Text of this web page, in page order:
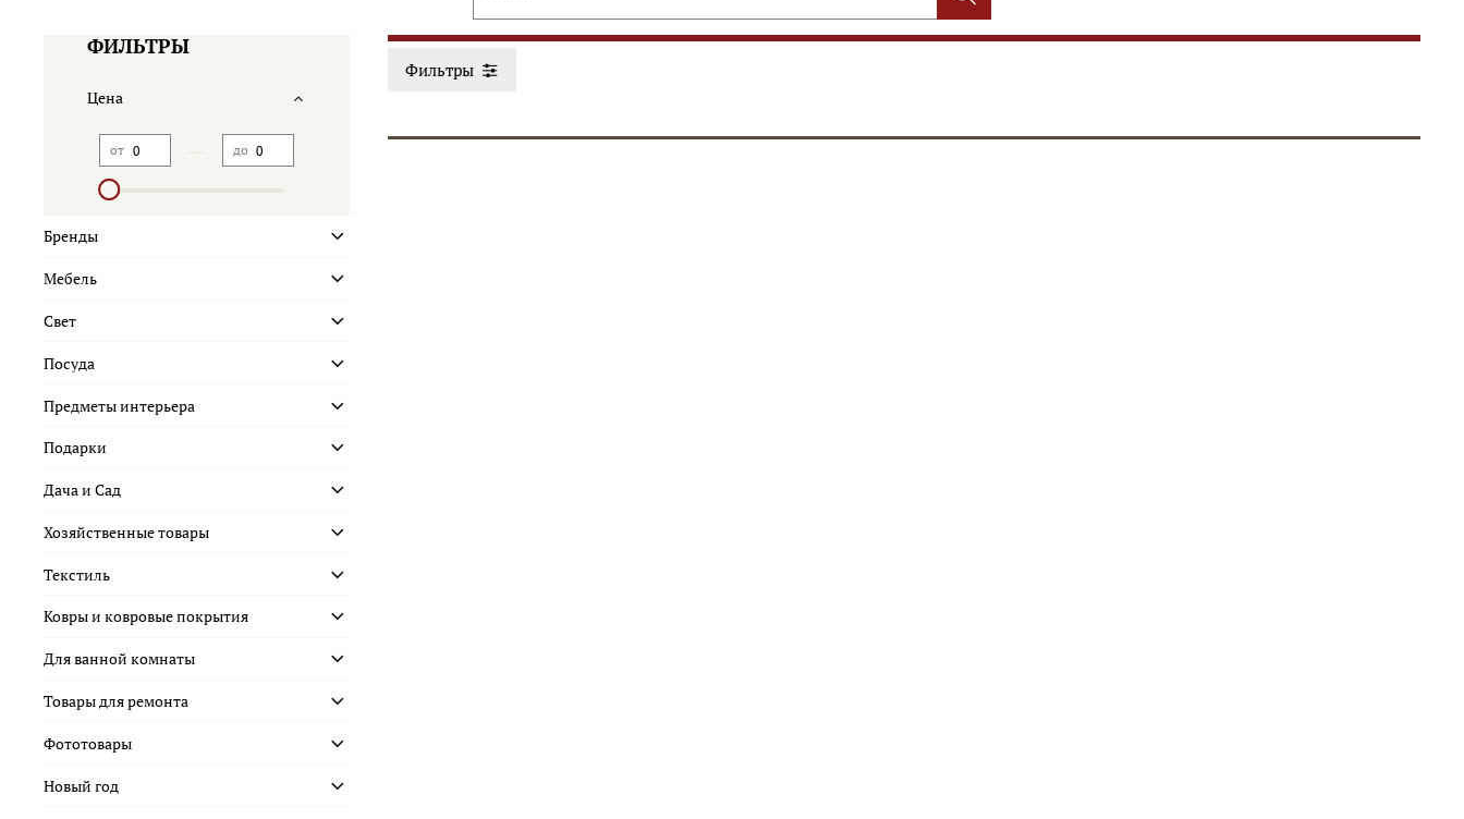
Фильтры
ФИЛЬТРЫ
Цена
от до
Бренды
Мебель
Свет
Посуда
Предметы интерьера
Подарки
Дача и Сад
Хозяйственные товары
Текстиль
Ковры и ковровые покрытия
Для ванной комнаты
Товары для ремонта
Фототовары
Новый год